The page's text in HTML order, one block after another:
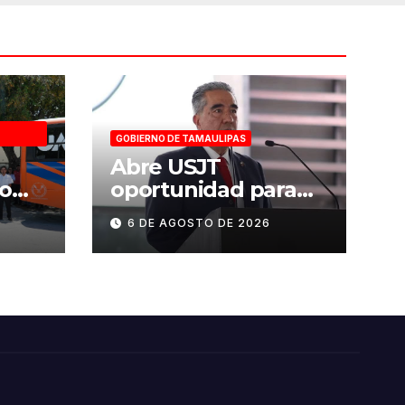
GOBIERNO DE TAMAULIPAS
Abre USJT
oportunidad para
presentar examen
de admisión, este
sábado
6 DE AGOSTO DE 2026